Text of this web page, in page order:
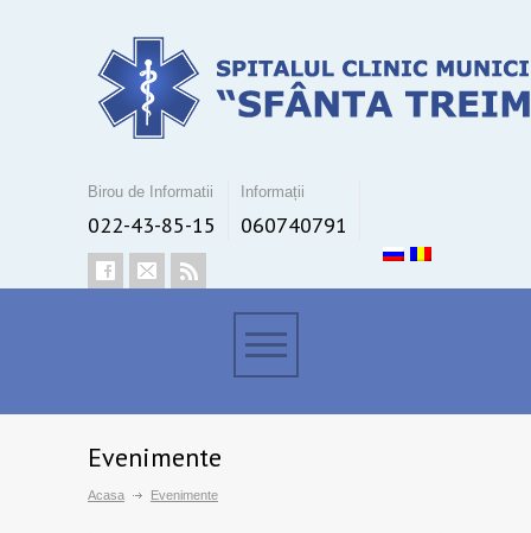
Birou de Informatii
022-43-85-15
Informații
060740791
Evenimente
Acasa Evenimente